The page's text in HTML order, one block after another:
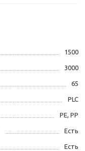
1500
3000
65
PLC
PE, PP
Есть
Есть